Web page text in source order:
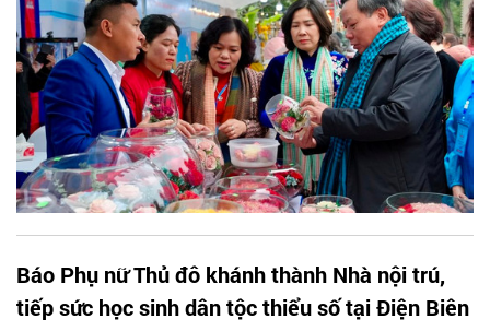
Báo Phụ nữ Thủ đô khánh thành Nhà nội trú,
tiếp sức học sinh dân tộc thiểu số tại Điện Biên